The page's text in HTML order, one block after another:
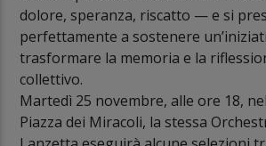
dolore, speranza, riscatto — e si
perfettamente a sostenere
trasformare la memoria e la
collettivo.
Martedì 25 novembre, alle ore 18,
Piazza dei Miracoli, la stessa